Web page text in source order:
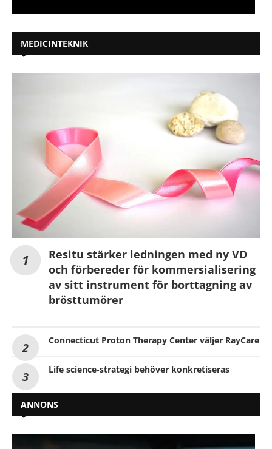
MEDICINTEKNIK
Resitu stärker ledningen med ny VD
och förbereder för kommersialisering
av sitt instrument för borttagning av
brösttumörer
Connecticut Proton Therapy Center väljer RayCare
Life science-strategi behöver konkretiseras
ANNONS